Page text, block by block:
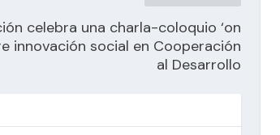
celebra una charla-coloquio ‘on
innovación social en Cooperación
al Desarrollo